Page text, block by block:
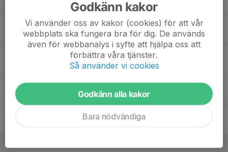
Tor
Godkänn kakor
Vi använder oss av kakor (cookies) för att vår
webbplats ska fungera bra för dig. De används
även för webbanalys i syfte att hjälpa oss att
förbättra våra tjänster.
Så använder vi cookies
Godkänn alla kakor
Bara nödvändiga